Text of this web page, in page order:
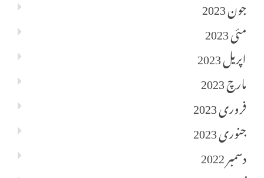
جون 2023
مئی 2023
اپریل 2023
مارچ 2023
فروری 2023
جنوری 2023
دسمبر 2022